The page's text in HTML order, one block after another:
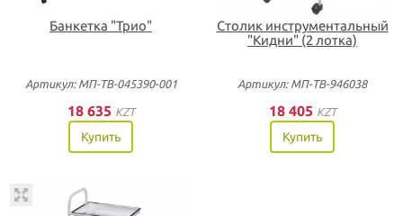
Банкетка "Трио"
Артикул: МП-ТВ-045390-001
18 635 KZT
Купить
Столик инструментальный
"Кидни" (2 лотка)
Артикул: МП-ТВ-946038
18 405 KZT
Купить